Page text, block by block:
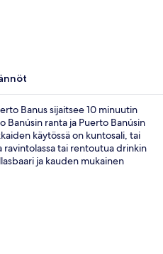
Banus sijaitsee 10 minuutin
Banúsin ranta ja Puerto Banúsin
käytössä on kuntosali, tai
ravintolassa tai rentoutua drinkin
ja kauden mukainen
avuliasta